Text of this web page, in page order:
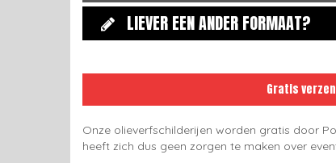
LIEVER EEN ANDER FORMAAT?
Gratis
Onze olieverfschilderijen worden gratis door
heeft zich dus geen zorgen te maken over